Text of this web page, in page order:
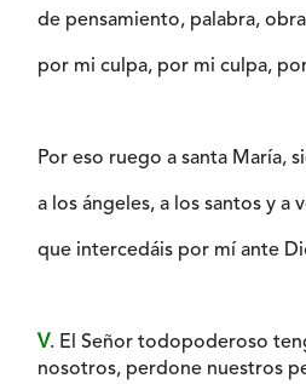
de pensamiento, palabra,
por mi culpa, por mi culpa,
Por eso ruego a santa María,
a los ángeles, a los santos y a
que intercedáis por mí ante
V. El Señor todopoderoso
nosotros, perdone nuestros